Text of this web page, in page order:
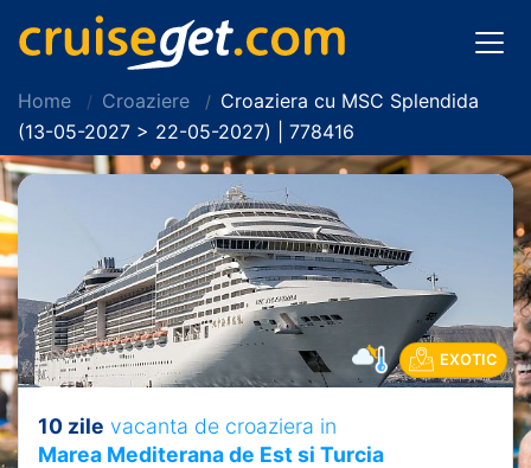
Home Croaziere
Croaziera cu MSC Splendida
(13-05-2027 > 22-05-2027) | 778416
EXOTIC
10 zile vacanta de croaziera in
Marea Mediterana de Est si Turcia